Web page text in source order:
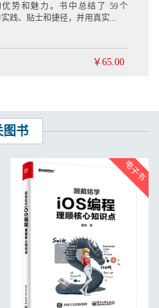
优势和魅力。书中总结了 59个
践、贴士和捷径，并用真实...
￥65.00
图书